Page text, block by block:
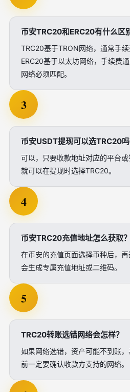
币安TRC20和ERC20有什么区
TRC20基于TRON网络，通常手续
ERC20基于以太坊网络，手续费
网络必须匹配。
3
币安USDT提现可以选TRC20吗
可以，只要收款地址对应的平台或
就可以在提现时选择TRC20。
4
币安TRC20充值地址怎么获取？
在币安的充值页面选择币种后，
会生成专属充值地址或二维码。
5
TRC20转账选错网络会怎样？
如果网络选错，资产可能不到账
前一定要确认收款方支持的网络。